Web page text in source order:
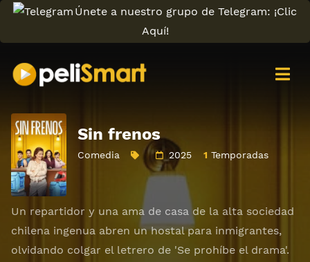
Únete a nuestro grupo de Telegram: ¡Clic
Aquí!
Sin frenos
Comedia 2025 1 Temporadas
Un repartidor y una ama de casa de la alta sociedad
chilena ingenua abren un hostal para inmigrantes,
olvidando colgar el letrero de 'Se prohíbe el drama'.